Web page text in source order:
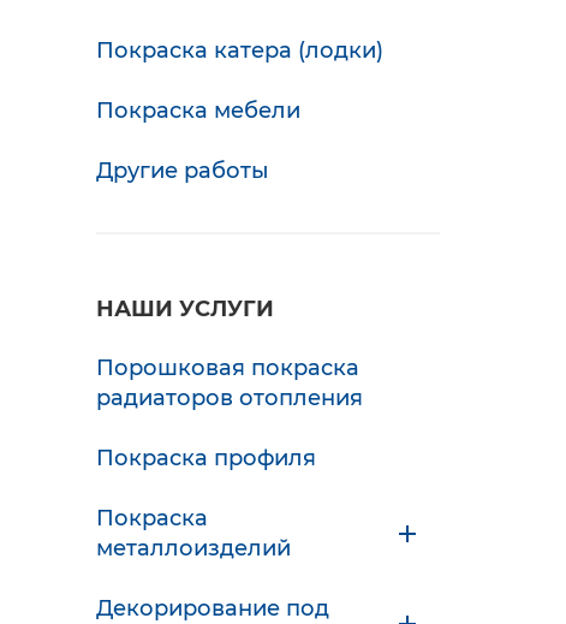
Покраска катера (лодки)
Покраска мебели
Другие работы
НАШИ УСЛУГИ
Порошковая покраска
радиаторов отопления
Покраска профиля
Покраска
металлоизделий
Декорирование под